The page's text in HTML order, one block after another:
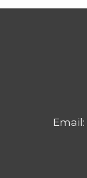
Email: